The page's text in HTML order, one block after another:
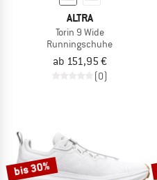
ALTRA
Torin 9 Wide
Runningschuhe
ab 151,95 €
(0)
bis 30%